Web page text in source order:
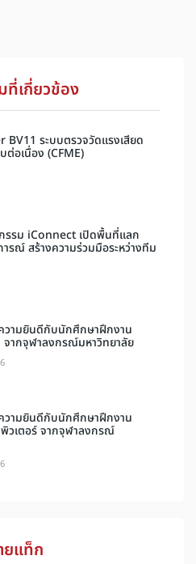
ที่เกี่ยวข้อง
ระบบตรวจวัดแรงเสียด
ต่อเนื่อง (CFME)
รรม iConnect เปิดพื้นที่แลก
รณ์ สร้างความร่วมมือระหว่างทีม
วามยินดีกับนักศึกษาฝึกงาน
จากจุฬาลงกรณ์มหาวิทยาลัย
วามยินดีกับนักศึกษาฝึกงาน
วเตอร์ จากจุฬาลงกรณ์
ยแท็ก